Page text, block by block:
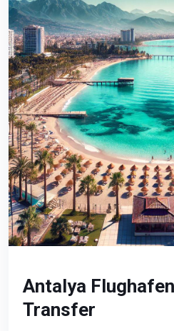
Antalya
Transfer